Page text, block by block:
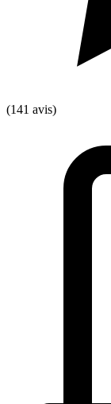
(141 avis)